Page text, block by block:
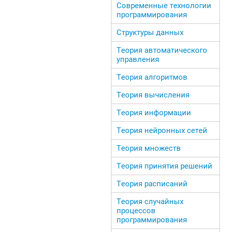
Современные технологии
программирования
Структуры данных
Теория автоматического
управления
Теория алгоритмов
Теория вычисления
Теория информации
Теория нейронных сетей
Теория множеств
Теория принятия решений
Теория расписаний
Теория случайных
процессов
программирования